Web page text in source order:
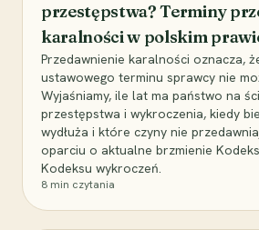
przestępstwa? Terminy
karalności w polskim
Przedawnienie karalności oznacza,
ustawowego terminu sprawcy nie
Wyjaśniamy, ile lat ma państwo na
przestępstwa i wykroczenia, kiedy
wydłuża i które czyny nie
oparciu o aktualne brzmienie
Kodeksu wykroczeń.
8 min czytania